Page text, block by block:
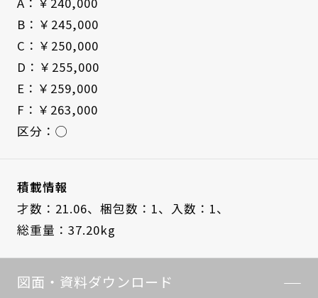
B：￥245,000
C：￥250,000
D：￥255,000
E：￥259,000
F：￥263,000
区分：◯
積載情報
才数：21.06、 梱包数：1、 入数：1、
総重量：37.20kg
図面・資料ダウンロード